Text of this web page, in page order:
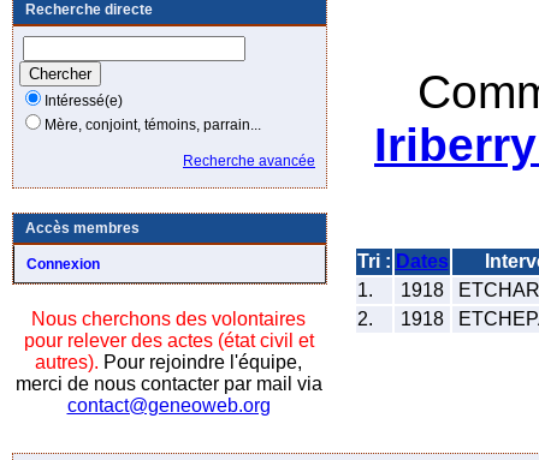
Recherche directe
Intéressé(e)
Mère, conjoint, témoins, parrain...
Recherche avancée
Accès membres
Connexion
Nous cherchons des volontaires
pour relever des actes (état civil et
autres). Pour rejoindre l'équipe,
merci de nous contacter par mail via
contact@geneoweb.org
Tri : Dates
1.
1918
2.
1918